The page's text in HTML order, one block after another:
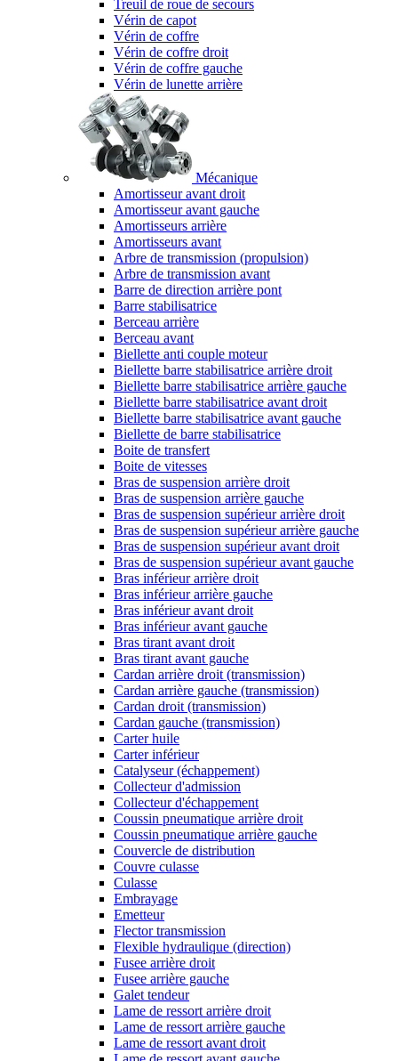
Treuil de roue de secours
Vérin de capot
Vérin de coffre
Vérin de coffre droit
Vérin de coffre gauche
Vérin de lunette arrière
Mécanique
Amortisseur avant droit
Amortisseur avant gauche
Amortisseurs arrière
Amortisseurs avant
Arbre de transmission (propulsion)
Arbre de transmission avant
Barre de direction arrière pont
Barre stabilisatrice
Berceau arrière
Berceau avant
Biellette anti couple moteur
Biellette barre stabilisatrice arrière droit
Biellette barre stabilisatrice arrière gauche
Biellette barre stabilisatrice avant droit
Biellette barre stabilisatrice avant gauche
Biellette de barre stabilisatrice
Boite de transfert
Boite de vitesses
Bras de suspension arrière droit
Bras de suspension arrière gauche
Bras de suspension supérieur arrière droit
Bras de suspension supérieur arrière gauche
Bras de suspension supérieur avant droit
Bras de suspension supérieur avant gauche
Bras inférieur arrière droit
Bras inférieur arrière gauche
Bras inférieur avant droit
Bras inférieur avant gauche
Bras tirant avant droit
Bras tirant avant gauche
Cardan arrière droit (transmission)
Cardan arrière gauche (transmission)
Cardan droit (transmission)
Cardan gauche (transmission)
Carter huile
Carter inférieur
Catalyseur (échappement)
Collecteur d'admission
Collecteur d'échappement
Coussin pneumatique arrière droit
Coussin pneumatique arrière gauche
Couvercle de distribution
Couvre culasse
Culasse
Embrayage
Emetteur
Flector transmission
Flexible hydraulique (direction)
Fusee arrière droit
Fusee arrière gauche
Galet tendeur
Lame de ressort arrière droit
Lame de ressort arrière gauche
Lame de ressort avant droit